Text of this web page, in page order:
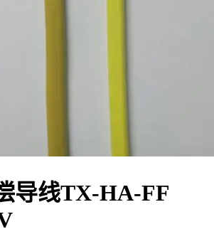
导线TX-HA-FF